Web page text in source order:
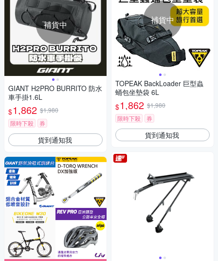
補貨中
GIANT H2PRO BURRITO 防水
車手掛1.6L
$1,862 $1,980
限時下殺
券
貨到通知我
補貨中
TOPEAK BackLoader 巨型蟲
蛹包坐墊袋 6L
$1,862 $1,980
限時下殺
券
貨到通知我